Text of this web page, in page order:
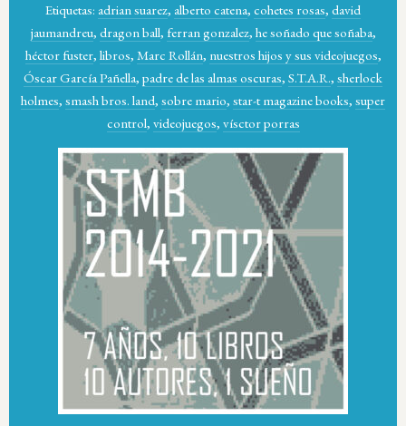
Etiquetas: adrian suarez, alberto catena, cohetes rosas, david
jaumandreu, dragon ball, ferran gonzalez, he soñado que soñaba,
héctor fuster, libros, Marc Rollán, nuestros hijos y sus videojuegos,
Óscar García Pañella, padre de las almas oscuras, S.T.A.R., sherlock
holmes, smash bros. land, sobre mario, star-t magazine books, super
control, videojuegos, vísctor porras